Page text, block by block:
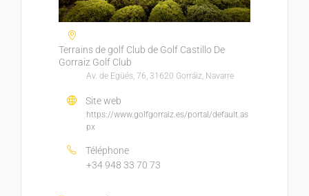
Terrains de golf Club de Golf Castillo De
Gorraiz Golf Club
Av. de Egüés, 76, 31620 Gorráiz, Navarre
Site web
https://www.golfgorraiz.es/portal/default.as
px
Téléphone
+34 948 33 70 73